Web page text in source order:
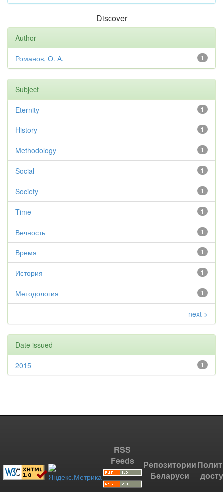
Discover
Author
1
Романов, О. А.
Subject
1
Eternity
1
History
1
Methodology
1
Social
1
Society
1
Time
1
Вечность
1
Время
1
История
1
Методология
next >
Date issued
1
2015
RSS
Feeds
Репозитории
Беларуси